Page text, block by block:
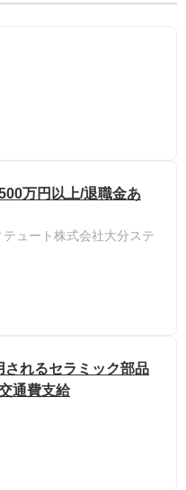
万円以上/退職金あ
ュート株式会社大分ステ
れるセラミック部品
通費支給